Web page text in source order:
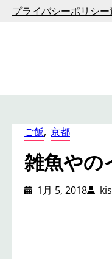
プ
プライバシーポリシー
ご飯, 京都
雑魚やの
1月 5, 2018